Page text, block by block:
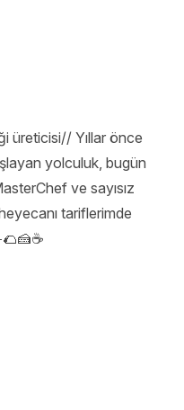
üreticisi// Yıllar önce
yolculuk, bugün
ve sayısız
tariflerimde